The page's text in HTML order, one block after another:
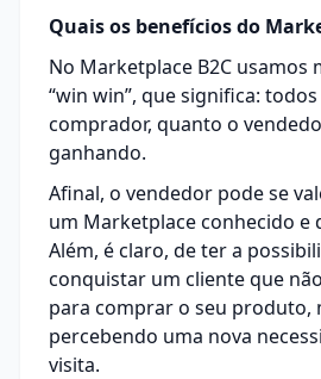
Quais os benefícios do
No Marketplace B2C usamos
“win win”, que significa:
comprador, quanto o
ganhando.
Afinal, o vendedor pode se
um Marketplace conhecido e
Além, é claro, de ter a
conquistar um cliente que
para comprar o seu produto,
percebendo uma nova
visita.